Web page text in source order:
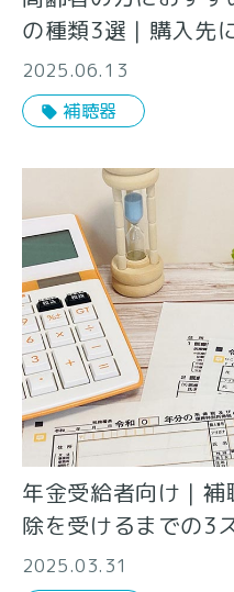
の種類3選｜購入先
2025.06.13
補聴器
年金受給者向け｜
除を受けるまでの3
2025.03.31